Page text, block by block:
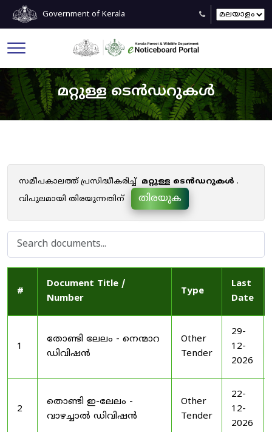
Government of Kerala
മറ്റുള്ള ടെൻഡറുകൾ
സമീപകാലത്ത് പ്രസിദ്ധീകരിച്ച് മറ്റുള്ള ടെൻഡറുകൾ .
വിപുലമായി തിരയുന്നതിന്
തിരയുക
#
Document Title /
Number
Type
Last
Date
1
തോണ്ടി ലേലം - നെന്മാറ
ഡിവിഷൻ
Other
Tender
29-
12-
2026
2
തൊണ്ടി ഇ-ലേലം -
വാഴച്ചാൽ ഡിവിഷൻ
Other
Tender
22-
12-
2026